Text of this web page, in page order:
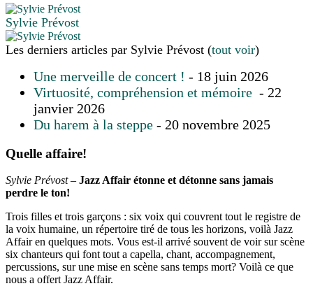
Sylvie Prévost
Les derniers articles par Sylvie Prévost (tout voir)
Une merveille de concert ! - 18 juin 2026
Virtuosité, compréhension et mémoire - 22
janvier 2026
Du harem à la steppe - 20 novembre 2025
Quelle affaire!
Sylvie Prévost – Jazz Affair étonne et détonne sans jamais
perdre le ton!
Trois filles et trois garçons : six voix qui couvrent tout le registre de
la voix humaine, un répertoire tiré de tous les horizons, voilà Jazz
Affair en quelques mots. Vous est-il arrivé souvent de voir sur scène
six chanteurs qui font tout a capella, chant, accompagnement,
percussions, sur une mise en scène sans temps mort? Voilà ce que
nous a offert Jazz Affair.